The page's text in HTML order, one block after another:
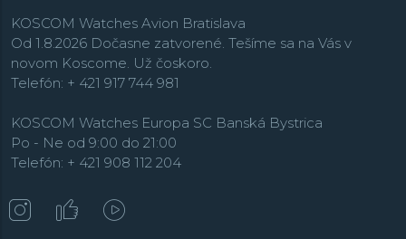
KOSCOM Watches Avion Bratislava
Od 1.8.2026 Dočasne zatvorené. Tešíme sa na Vás v
novom Koscome. Už čoskoro.
Telefón: + 421 917 744 981
KOSCOM Watches Europa SC Banská Bystrica
Po - Ne od 9:00 do 21:00
Telefón: + 421 908 112 204